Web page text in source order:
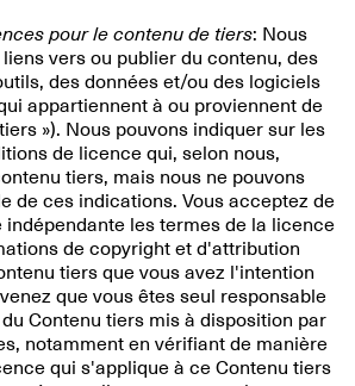
pour le contenu de tiers: Nous
vers ou publier du contenu, des
des données et/ou des logiciels
appartiennent à ou proviennent de
»). Nous pouvons indiquer sur les
de licence qui, selon nous,
tiers, mais nous ne pouvons
de ces indications. Vous acceptez de
les termes de la licence
de copyright et d'attribution
tiers que vous avez l'intention
que vous êtes seul responsable
Contenu tiers mis à disposition par
notamment en vérifiant de manière
qui s'applique à ce Contenu tiers